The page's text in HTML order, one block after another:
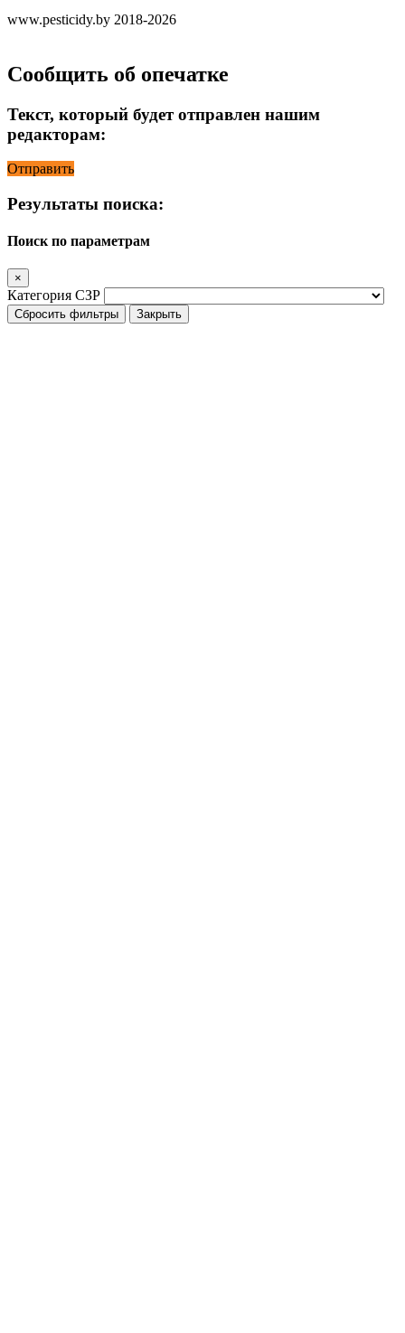
www.pesticidy.by 2018-2026
Сообщить об опечатке
Текст, который будет отправлен нашим
редакторам:
Отправить
Результаты поиска:
Поиск по параметрам
×
Категория СЗР
Сбросить фильтры Закрыть